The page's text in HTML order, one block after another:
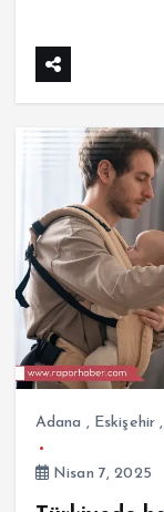
Adana , Eskişehir ,
Nisan 7, 2025